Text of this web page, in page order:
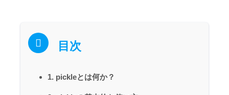
目次
1. pickleとは何か？